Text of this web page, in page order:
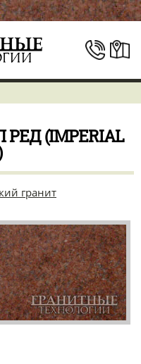
(IMPERIAL
гранит